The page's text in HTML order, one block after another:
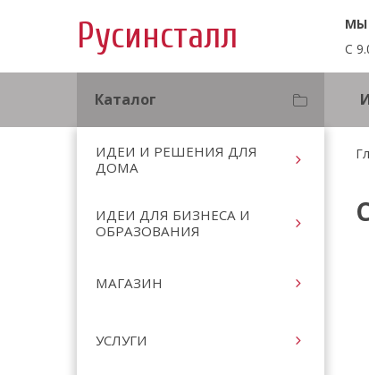
Русинсталл
МЫ
С
Каталог
ИДЕИ И РЕШЕНИЯ ДЛЯ
ДОМА
ИДЕИ ДЛЯ БИЗНЕСА И
ОБРАЗОВАНИЯ
МАГАЗИН
УСЛУГИ